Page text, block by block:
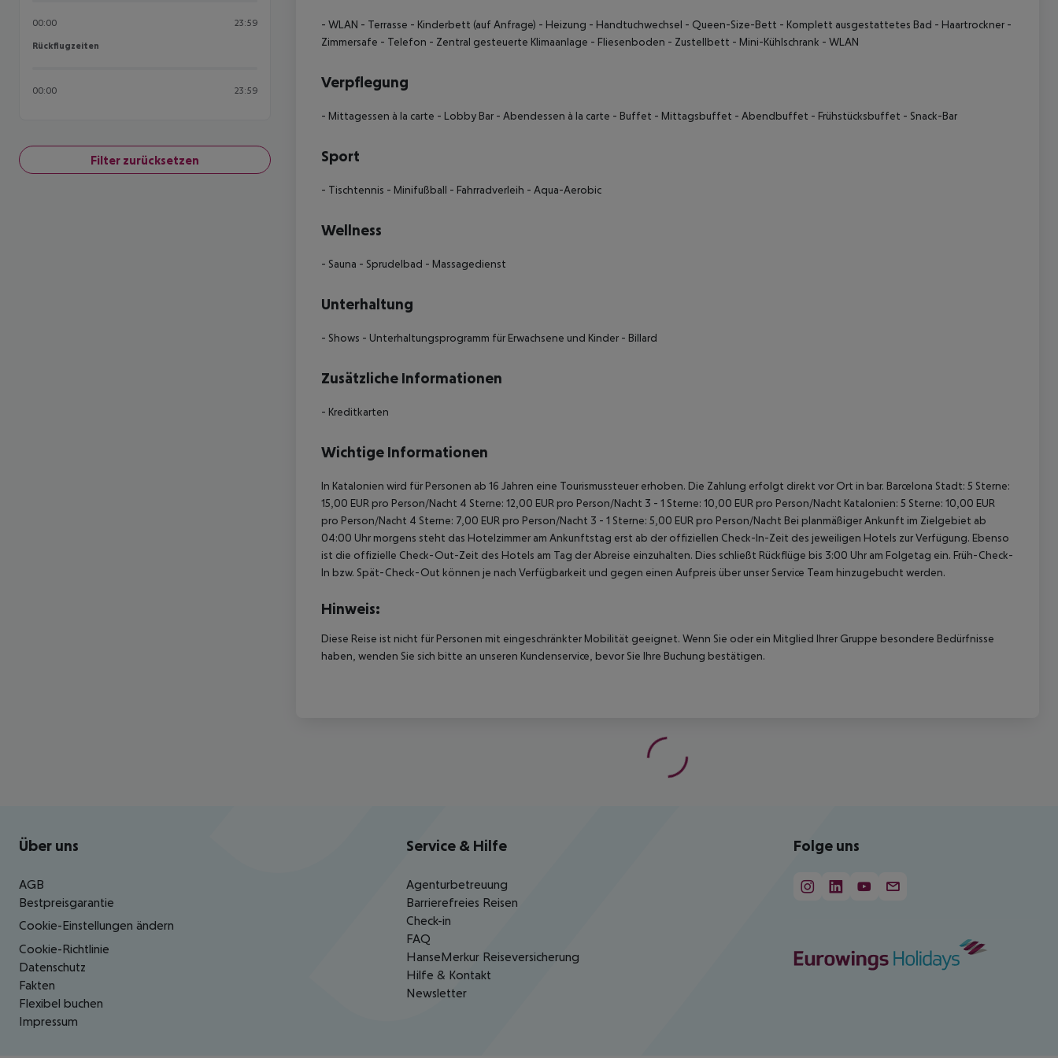
00:00 23:59
Rückflugzeiten
Rückflugzeiten
00:00 23:59
Filter zurücksetzen
- WLAN - Terrasse - Kinderbett (auf Anfrage) - Heizung - Handtuchwechsel - Queen-Size-Bett - Komplett ausgestattetes Bad - Haartrockner -
Zimmersafe - Telefon - Zentral gesteuerte Klimaanlage - Fliesenboden - Zustellbett - Mini-Kühlschrank - WLAN
Verpflegung
- Mittagessen à la carte - Lobby Bar - Abendessen à la carte - Buffet - Mittagsbuffet - Abendbuffet - Frühstücksbuffet - Snack-Bar
Sport
- Tischtennis - Minifußball - Fahrradverleih - Aqua-Aerobic
Wellness
- Sauna - Sprudelbad - Massagedienst
Unterhaltung
- Shows - Unterhaltungsprogramm für Erwachsene und Kinder - Billard
Zusätzliche Informationen
- Kreditkarten
Wichtige Informationen
In Katalonien wird für Personen ab 16 Jahren eine Tourismussteuer erhoben. Die Zahlung erfolgt direkt vor Ort in bar. Barcelona Stadt: 5 Sterne:
15,00 EUR pro Person/Nacht 4 Sterne: 12,00 EUR pro Person/Nacht 3 - 1 Sterne: 10,00 EUR pro Person/Nacht Katalonien: 5 Sterne: 10,00 EUR
pro Person/Nacht 4 Sterne: 7,00 EUR pro Person/Nacht 3 - 1 Sterne: 5,00 EUR pro Person/Nacht Bei planmäßiger Ankunft im Zielgebiet ab
04:00 Uhr morgens steht das Hotelzimmer am Ankunftstag erst ab der offiziellen Check-In-Zeit des jeweiligen Hotels zur Verfügung. Ebenso
ist die offizielle Check-Out-Zeit des Hotels am Tag der Abreise einzuhalten. Dies schließt Rückflüge bis 3:00 Uhr am Folgetag ein. Früh-Check-
In bzw. Spät-Check-Out können je nach Verfügbarkeit und gegen einen Aufpreis über unser Service Team hinzugebucht werden.
Hinweis:
Diese Reise ist nicht für Personen mit eingeschränkter Mobilität geeignet. Wenn Sie oder ein Mitglied Ihrer Gruppe besondere Bedürfnisse
haben, wenden Sie sich bitte an unseren Kundenservice, bevor Sie Ihre Buchung bestätigen.
Footer navigation
Über uns
AGB
Bestpreisgarantie
Cookie-Einstellungen ändern
Cookie-Richtlinie
Datenschutz
Fakten
Flexibel buchen
Impressum
Service & Hilfe
Agenturbetreuung
Barrierefreies Reisen
Check-in
FAQ
HanseMerkur Reiseversicherung
Hilfe & Kontakt
Newsletter
Folge uns